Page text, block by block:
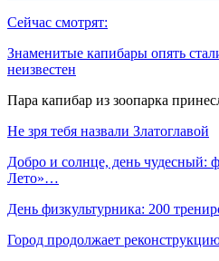
Сейчас смотрят:
Знаменитые капибары опять
неизвестен
Пара капибар из зоопарка
Не зря тебя назвали Златоглавой
Добро и солнце, день чудесный:
Лето»…
День физкультурника: 200
Город продолжает